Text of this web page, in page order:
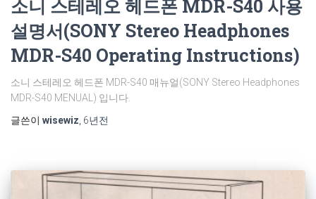
소니 스테레오 헤드폰 MDR-S40 사용
설명서(SONY Stereo Headphones
MDR-S40 Operating Instructions)
소니 스테레오 헤드폰 MDR-S40 매뉴얼(SONY Stereo Headphones
MDR-S40 MENUAL) 입니다.
글쓴이 wisewiz 6년전